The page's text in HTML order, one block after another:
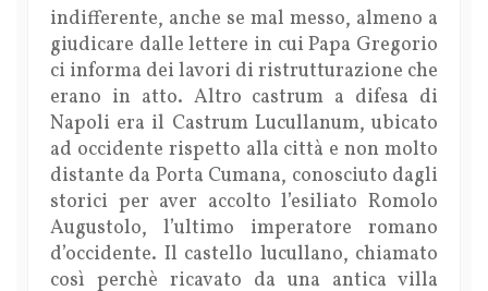
indifferente, anche se mal messo, almeno a
giudicare dalle lettere in cui Papa Gregorio
ci informa dei lavori di ristrutturazione che
erano in atto. Altro castrum a difesa di
Napoli era il Castrum Lucullanum, ubicato
ad occidente rispetto alla città e non molto
distante da Porta Cumana, conosciuto dagli
storici per aver accolto l’esiliato Romolo
Augustolo, l’ultimo imperatore romano
d’occidente. Il castello lucullano, chiamato
così perchè ricavato da una antica villa